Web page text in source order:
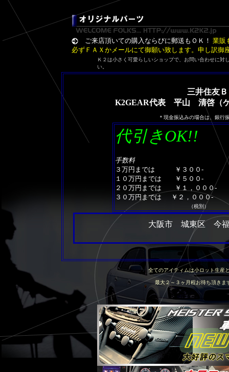
ご来店頂いての購入ならびに郵送もＯＫ！ 業販
必ずＦＡＸかメールにて御願い致します。申し訳
Ｋ２は小さく可愛らしいショップで、お問い合わせに
い。
三井住友
K2GEAR代表 平山 清啓（ケ
＊現金振込みの場合は、銀行
代引きOK!!
手数料
３万円までは ￥３００-
１０万円までは ￥５００-
２０万円までは ￥１，０００-
３０万円までは ￥２，０００-
（税別）
大阪市 城東区 今福
全てのアイティムは小ロット生産
最大２～３ヶ月程お待ち頂きま